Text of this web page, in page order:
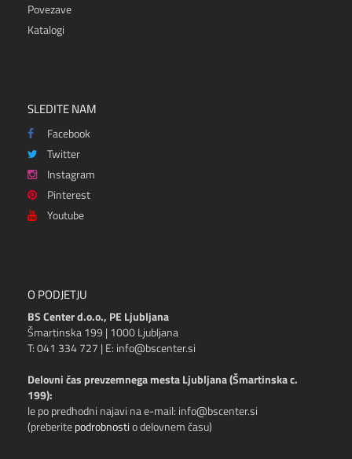
Povezave
Katalogi
SLEDITE NAM
Facebook
Twitter
Instagram
Pinterest
Youtube
O PODJETJU
BS Center d.o.o., PE Ljubljana
Šmartinska 199 | 1000 Ljubljana
T: 041 334 727 | E: info@bscenter.si
Delovni čas prevzemnega mesta Ljubljana (Šmartinska c.
199):
le po predhodni najavi na e-mail: info@bscenter.si
(preberitepodrobnostio delovnem času)